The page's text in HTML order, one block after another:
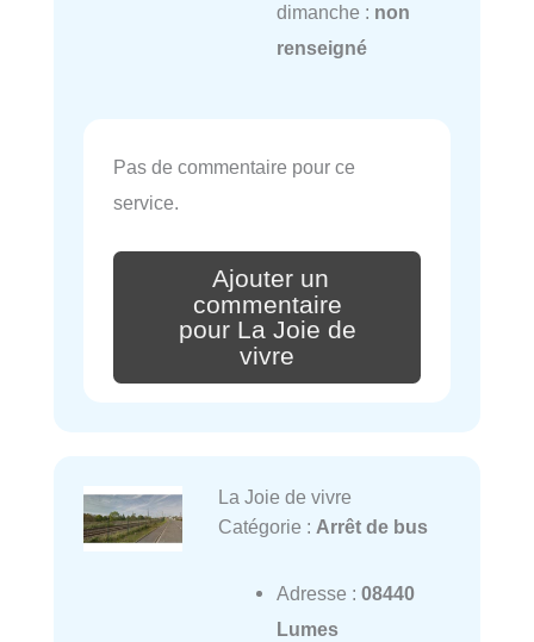
dimanche : non
renseigné
Pas de commentaire pour ce
service.
Ajouter un
commentaire
pour La Joie de
vivre
La Joie de vivre
Catégorie : Arrêt de bus
Adresse : 08440
Lumes